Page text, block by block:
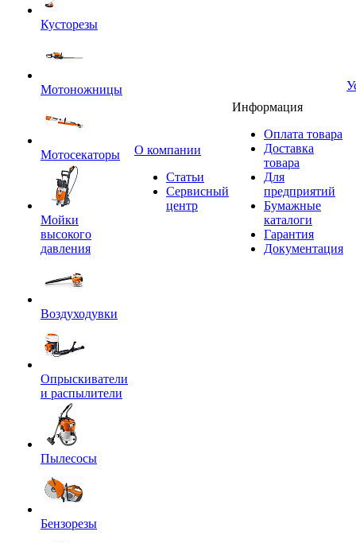
Кусторезы
Мотоножницы
Мотосекаторы
Мойки
высокого
давления
Воздуходувки
Опрыскиватели
и распылители
Пылесосы
Бензорезы
O компании
Статьи
Сервисный
центр
Информация
Оплата товара
Доставка
товара
Для
предприятий
Бумажные
каталоги
Гарантия
Документация